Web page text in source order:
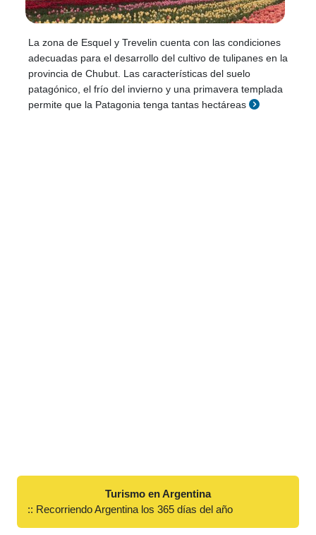
La zona de Esquel y Trevelin cuenta con las condiciones
adecuadas para el desarrollo del cultivo de tulipanes en la
provincia de Chubut. Las características del suelo
patagónico, el frío del invierno y una primavera templada
permite que la Patagonia tenga tantas hectáreas
Turismo en Argentina
:: Recorriendo Argentina los 365 días del año